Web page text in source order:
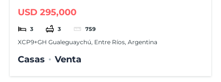
USD 295,000
3 3 759
XCP9+GH Gualeguaychú, Entre Ríos, Argentina
Casas Venta